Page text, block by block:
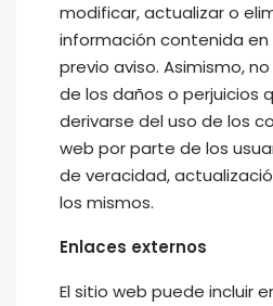
modificar, actualizar o
información contenida en
previo aviso. Asimismo,
de los daños o perjuicios
derivarse del uso de los
web por parte de los
de veracidad,
los mismos.
Enlaces externos
El sitio web puede incluir